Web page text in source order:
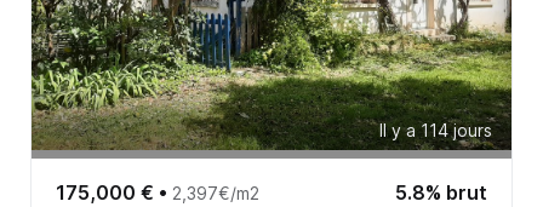
Il y a 114 jours
175,000 € • 2,397€/m2 5.8% brut